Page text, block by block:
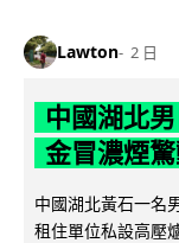
Lawton 2 日
中國湖北
金冒濃煙
中國湖北黃石一名
租住單位私設高壓